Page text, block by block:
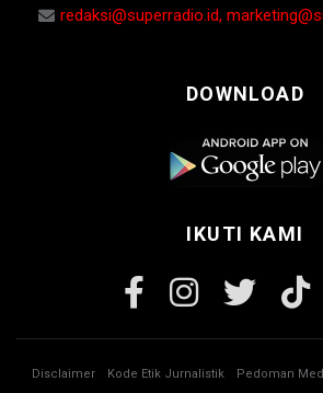
redaksi@superradio.id,
DOWNLOAD
IKUTI KAMI
Disclaimer Kode Etik Jurnalistik Pedoman